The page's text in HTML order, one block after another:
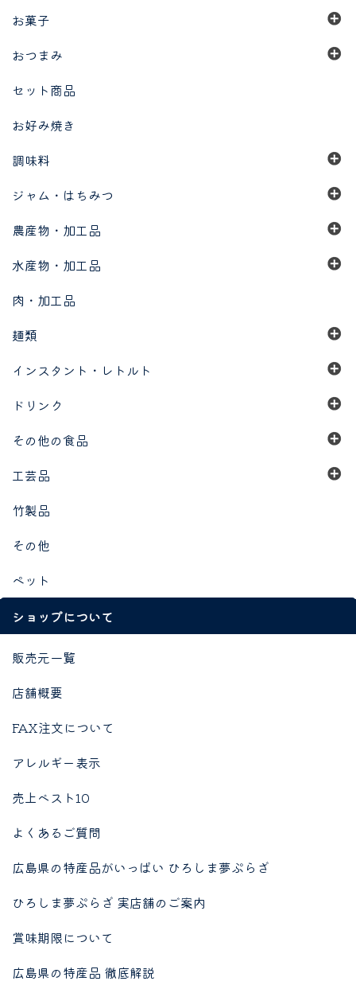
お菓子
おつまみ
セット商品
お好み焼き
調味料
ジャム・はちみつ
農産物・加工品
水産物・加工品
肉・加工品
麺類
インスタント・レトルト
ドリンク
その他の食品
工芸品
竹製品
その他
ペット
ショップについて
販売元一覧
店舗概要
FAX注文について
アレルギー表示
売上ベスト10
よくあるご質問
広島県の特産品がいっぱい ひろしま夢ぷらざ
ひろしま夢ぷらざ 実店舗のご案内
賞味期限について
広島県の特産品 徹底解説